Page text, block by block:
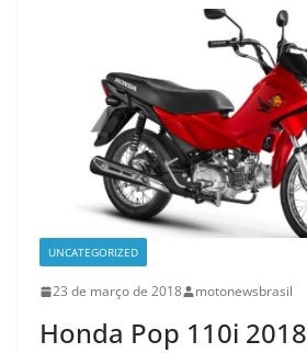
UNCATEGORIZED
23 de março de 2018 motonewsbrasil
Honda Pop 110i 2018